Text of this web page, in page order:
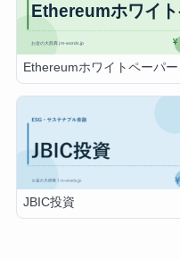
Ethereumホワイトペーパー
JBIC投資